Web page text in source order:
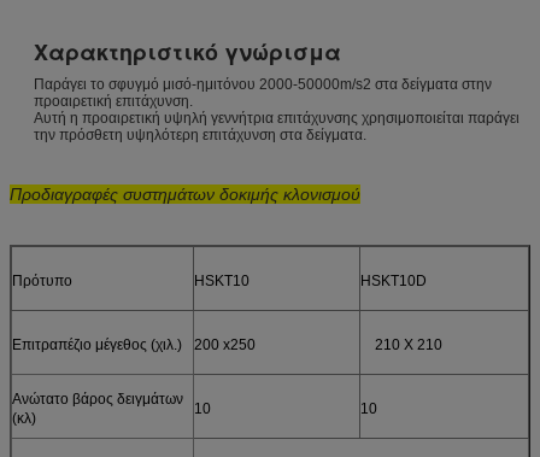
Χαρακτηριστικό γνώρισμα
Παράγει το σφυγμό μισό-ημιτόνου 2000-50000m/s2 στα δείγματα στην
προαιρετική επιτάχυνση.
Αυτή η προαιρετική υψηλή γεννήτρια επιτάχυνσης χρησιμοποιείται παράγει
την πρόσθετη υψηλότερη επιτάχυνση στα δείγματα.
Προδιαγραφές συστημάτων δοκιμής κλονισμού
Πρότυπο HSKT10 HSKT10D
Επιτραπέζιο μέγεθος (χιλ.) 200 x250 210 X 210
Ανώτατο βάρος δειγμάτων
(κλ)
10 10